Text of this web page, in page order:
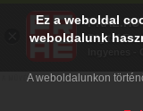
Ez a weboldal
weboldalunk
A weboldalunkon
PRAE.HU
Digital
Ingyenes -